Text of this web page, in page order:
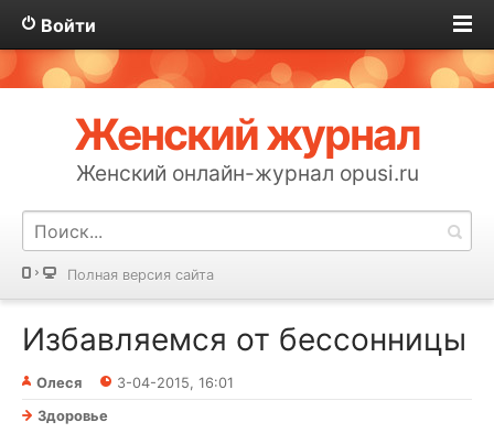
Войти
Женский журнал
Женский онлайн-журнал opusi.ru
Полная версия сайта
Избавляемся от бессонницы
Олеся
3-04-2015, 16:01
Здоровье